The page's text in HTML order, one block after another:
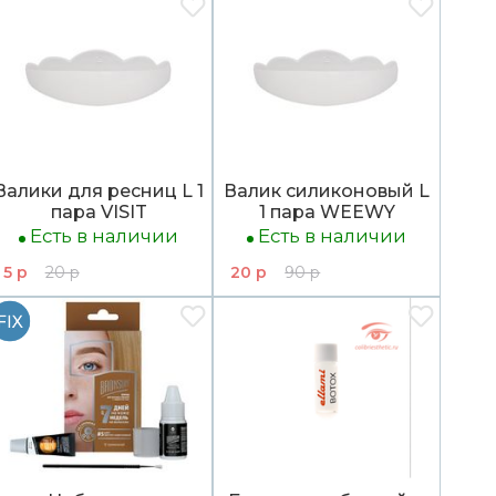
для ресниц L 1
пара VISIT
Есть в наличии
5 р 20 р
Валик силиконовый L
1 пара WEEWY
Есть в наличии
20 р 90 р